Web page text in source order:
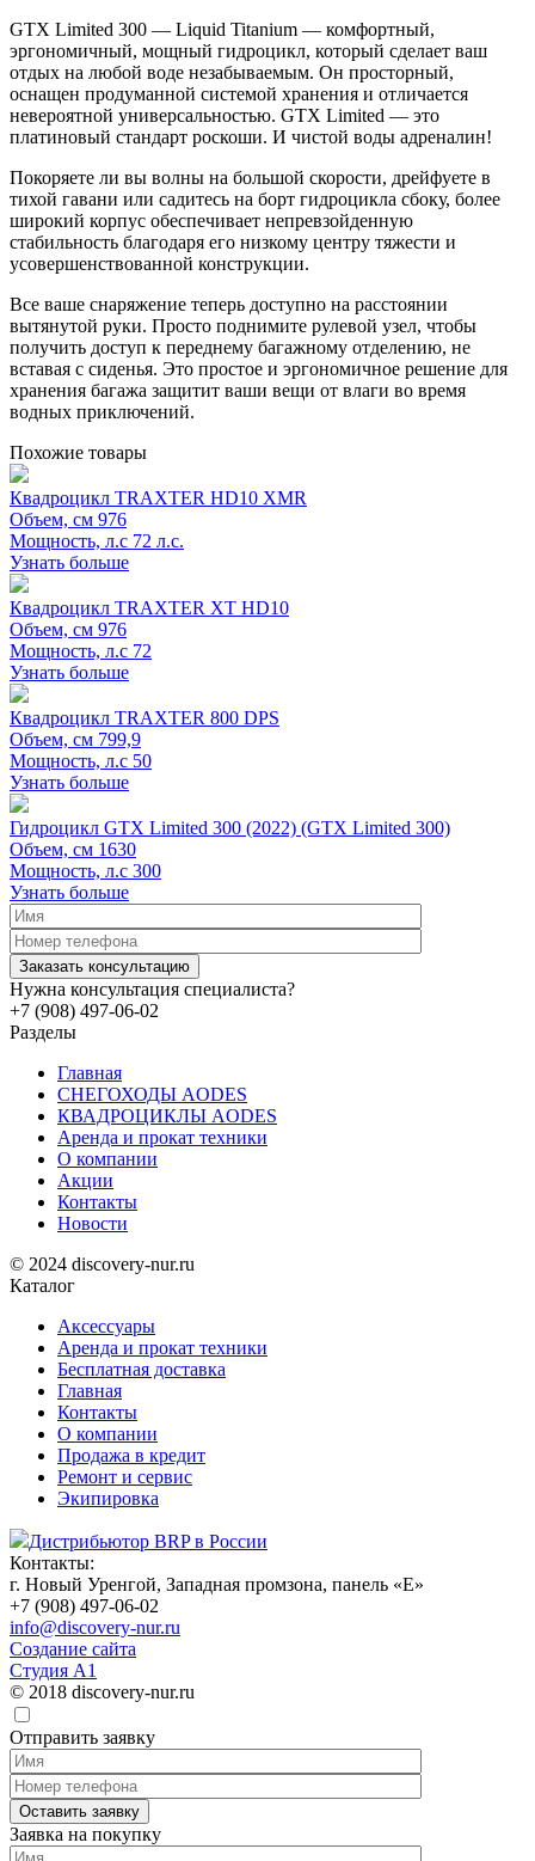
GTX Limited 300 — Liquid Titanium — комфортный,
эргономичный, мощный гидроцикл, который сделает ваш
отдых на любой воде незабываемым. Он просторный,
оснащен продуманной системой хранения и отличается
невероятной универсальностью. GTX Limited — это
платиновый стандарт роскоши. И чистой воды адреналин!
Покоряете ли вы волны на большой скорости, дрейфуете в
тихой гавани или садитесь на борт гидроцикла сбоку, более
широкий корпус обеспечивает непревзойденную
стабильность благодаря его низкому центру тяжести и
усовершенствованной конструкции.
Все ваше снаряжение теперь доступно на расстоянии
вытянутой руки. Просто поднимите рулевой узел, чтобы
получить доступ к переднему багажному отделению, не
вставая с сиденья. Это простое и эргономичное решение для
хранения багажа защитит ваши вещи от влаги во время
водных приключений.
Похожие товары
Квадроцикл TRAXTER HD10 XMR
Объем, см 976
Мощность, л.с 72 л.с.
Узнать больше
Квадроцикл TRAXTER XT HD10
Объем, см 976
Мощность, л.с 72
Узнать больше
Квадроцикл TRAXTER 800 DPS
Объем, см 799,9
Мощность, л.с 50
Узнать больше
Гидроцикл GTX Limited 300 (2022) (GTX Limited 300)
Объем, см 1630
Мощность, л.с 300
Узнать больше
Нужна консультация специалиста?
+7 (908) 497-06-02
Разделы
Главная
СНЕГОХОДЫ AODES
КВАДРОЦИКЛЫ AODES
Аренда и прокат техники
О компании
Акции
Контакты
Новости
© 2024 discovery-nur.ru
Каталог
Аксессуары
Аренда и прокат техники
Бесплатная доставка
Главная
Контакты
О компании
Продажа в кредит
Ремонт и сервис
Экипировка
Дистрибьютор BRP в России
Контакты:
г. Новый Уренгой, Западная промзона, панель «Е»
+7 (908) 497-06-02
info@discovery-nur.ru
Создание сайта
Студия А1
© 2018 discovery-nur.ru
Отправить заявку
Заявка на покупку